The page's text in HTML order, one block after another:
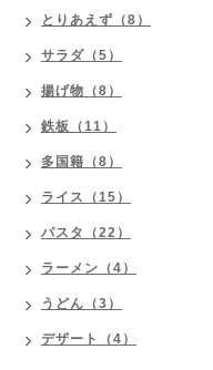
とりあえず（8）
サラダ（5）
揚げ物（8）
鉄板（11）
多国籍（8）
ライス（15）
パスタ（22）
ラーメン（4）
うどん（3）
デザート（4）